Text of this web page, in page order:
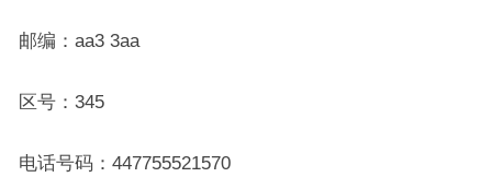
邮编：aa3 3aa
区号：345
电话号码：447755521570